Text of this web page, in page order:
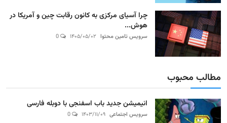
چرا آسیای مرکزی به کانون رقابت چین و آمریکا در
هوش...
سرویس تامین محتوا ۱۴۰۵/۰۵/۰۲
مطالب محبوب
انیمیشن جدید باب اسفنجی با دوبله فارسی
سرویس اجتماعی ۱۴۰۳/۱۱/۰۹